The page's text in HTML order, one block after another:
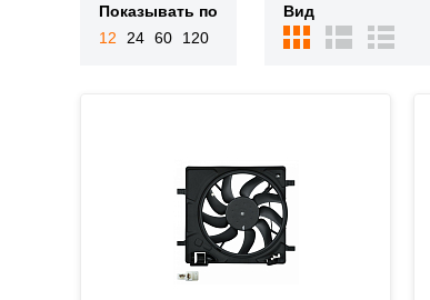
Показывать по
12
24 60 120
Вид